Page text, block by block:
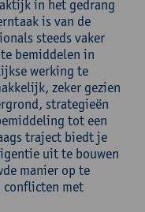
in het gedrang
is van de
steeds vaker
bemiddelen in
werking te
zeker gezien
strategieën
tot een
traject biedt je
uit te bouwen
manier op te
conflicten met